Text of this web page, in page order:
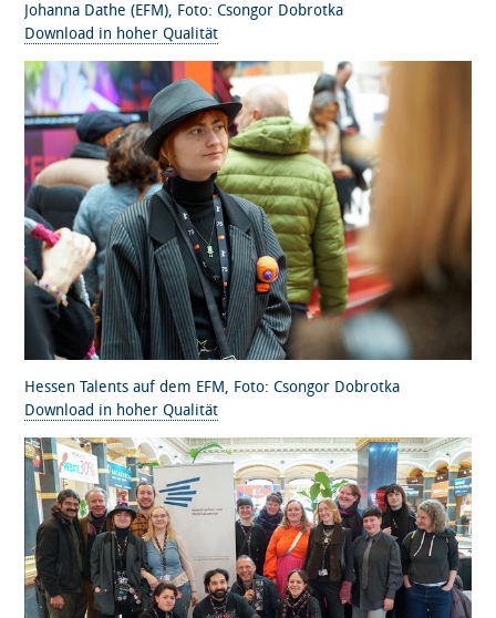
Johanna Dathe (EFM), Foto: Csongor Dobrotka
Download in hoher Qualität
Hessen Talents auf dem EFM, Foto: Csongor Dobrotka
Download in hoher Qualität